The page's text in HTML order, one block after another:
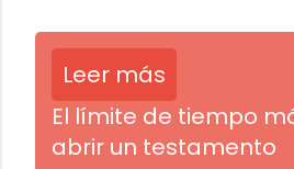
Leer más
El límite de tiempo
abrir un testamento